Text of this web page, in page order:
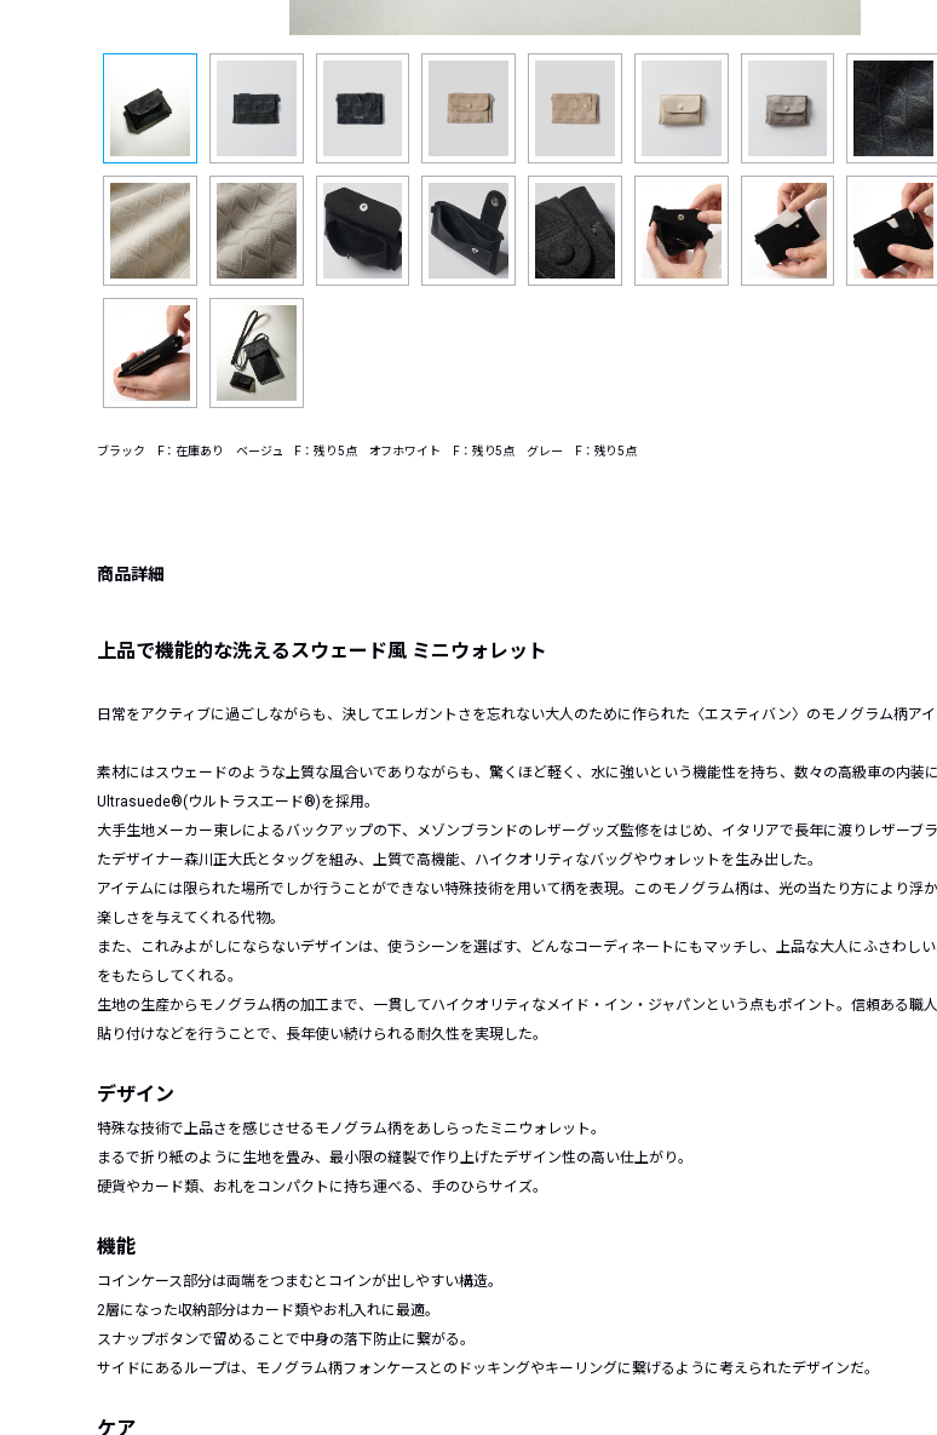
ブラック F：在庫あり ベージュ F：残り5点 オフホワイト F：残り5点 グレー F：残り5点
商品詳細
上品で機能的な洗えるスウェード風 ミニウォレット
日常をアクティブに過ごしながらも、決してエレガントさを忘れない大人のために作られた〈エスティバン〉のモノグラム柄アイ
素材にはスウェードのような上質な風合いでありながらも、驚くほど軽く、水に強いという機能性を持ち、数々の高級車の内装
Ultrasuede®(ウルトラスエード®)を採用。
大手生地メーカー東レによるバックアップの下、メゾンブランドのレザーグッズ監修をはじめ、イタリアで長年に渡りレザーブ
たデザイナー森川正大氏とタッグを組み、上質で高機能、ハイクオリティなバッグやウォレットを生み出した。
アイテムには限られた場所でしか行うことができない特殊技術を用いて柄を表現。このモノグラム柄は、光の当たり方により浮
楽しさを与えてくれる代物。
また、これみよがしにならないデザインは、使うシーンを選ばす、どんなコーディネートにもマッチし、上品な大人にふさわし
をもたらしてくれる。
生地の生産からモノグラム柄の加工まで、一貫してハイクオリティなメイド・イン・ジャパンという点もポイント。信頼ある職
貼り付けなどを行うことで、長年使い続けられる耐久性を実現した。
デザイン
特殊な技術で上品さを感じさせるモノグラム柄をあしらったミニウォレット。
まるで折り紙のように生地を畳み、最小限の縫製で作り上げたデザイン性の高い仕上がり。
硬貨やカード類、お札をコンパクトに持ち運べる、手のひらサイズ。
機能
コインケース部分は両端をつまむとコインが出しやすい構造。
2層になった収納部分はカード類やお札入れに最適。
スナップボタンで留めることで中身の落下防止に繋がる。
サイドにあるループは、モノグラム柄フォンケースとのドッキングやキーリングに繋げるように考えられたデザインだ。
ケア